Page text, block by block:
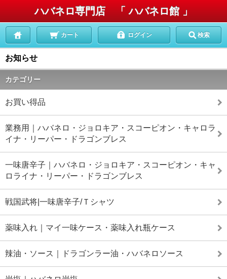
ハバネロ専門店 「 ハバネロ館 」
カート ログイン 検索
お知らせ
カテゴリー
お買い得品
業務用｜ハバネロ・ジョロキア・スコーピオン・キャロラ
イナ・リーパー・ドラゴンブレス
一味唐辛子｜ハバネロ・ジョロキア・スコーピオン・キャ
ロライナ・リーパー・ドラゴンブレス
戦国武将|一味唐辛子/Ｔシャツ
薬味入れ｜マイ一味ケース・薬味入れ瓶ケース
辣油・ソース｜ドラゴンラー油・ハバネロソース